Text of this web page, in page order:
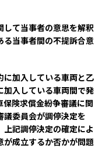
して当事者の意思を解釈
る当事者間の不提訴合意
に加入している車両と乙
加入している車両間で発
険求償金紛争審議に関
議委員会が調停決定を
上記調停決定の確定によ
が成立するか否かが問題